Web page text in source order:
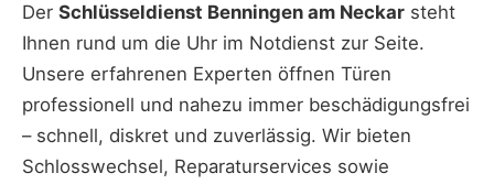
Der Schlüsseldienst Benningen am Neckar steht
Ihnen rund um die Uhr im Notdienst zur Seite.
Unsere erfahrenen Experten öffnen Türen
professionell und nahezu immer beschädigungsfrei
– schnell, diskret und zuverlässig. Wir bieten
Schlosswechsel, Reparaturservices sowie